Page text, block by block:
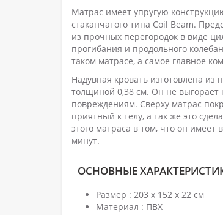
Матрас имеет упругую
стаканчатого типа Coil Beam.
из прочных перегородок в виде
прогибания и продольного
таком матрасе, а самое главное
Надувная кровать изготовлена
толщиной 0,38 см. Он не выгорает
повреждениям. Сверху матрас
приятный к телу, а так же это
этого матраса в том, что он имеет
минут.
ОСНОВНЫЕ
Размер : 203 х 152 х 22 см
Материал : ПВХ